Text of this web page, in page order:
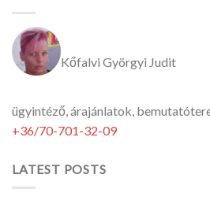
Kőfalvi Györgyi Judit
ügyintéző, árajánlatok,
+36/70-701-32-09
LATEST POSTS